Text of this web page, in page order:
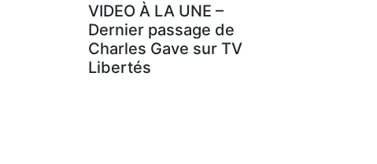
VIDEO À LA UNE –
Dernier passage de
Charles Gave sur TV
Libertés